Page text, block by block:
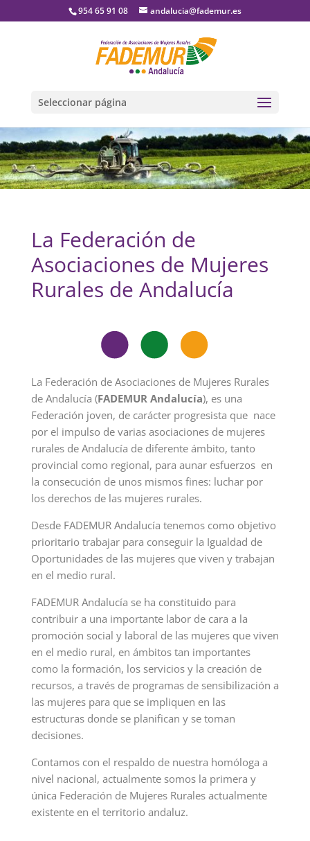
954 65 91 08 andalucia@fademur.es
Seleccionar página
La Federación de
Asociaciones de Mujeres
Rurales de Andalucía
La Federación de Asociaciones de Mujeres Rurales
de Andalucía (FADEMUR Andalucía), es una
Federación joven, de carácter progresista que nace
por el impulso de varias asociaciones de mujeres
rurales de Andalucía de diferente ámbito, tanto
provincial como regional, para aunar esfuerzos en
la consecución de unos mismos fines: luchar por
los derechos de las mujeres rurales.
Desde FADEMUR Andalucía tenemos como objetivo
prioritario trabajar para conseguir la Igualdad de
Oportunidades de las mujeres que viven y trabajan
en el medio rural.
FADEMUR Andalucía se ha constituido para
contribuir a una importante labor de cara a la
promoción social y laboral de las mujeres que viven
en el medio rural, en ámbitos tan importantes
como la formación, los servicios y la creación de
recursos, a través de programas de sensibilización a
las mujeres para que se impliquen en las
estructuras donde se planifican y se toman
decisiones.
Contamos con el respaldo de nuestra homóloga a
nivel nacional, actualmente somos la primera y
única Federación de Mujeres Rurales actualmente
existente en el territorio andaluz.